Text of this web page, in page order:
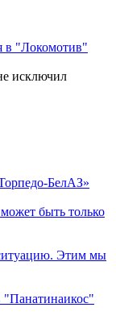
исключил
БелАЗ»
быть только
Этим мы
"Панатинаикос"